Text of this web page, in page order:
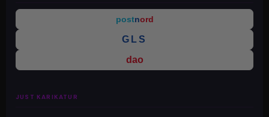
JUST KARIKATUR
postnord
GLS
dao